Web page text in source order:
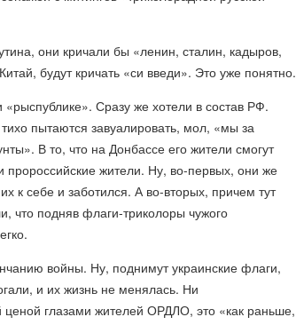
они кричали бы «ленин, сталин, кадыров,
будут кричать «си введи». Это уже понятно.
Сразу же хотели в состав РФ.
пытаются завуалировать, мол, «мы за
В то, что на Донбассе его жители смогут
пророссийские жители. Ну, во-первых, они же
к себе и заботился. А во-вторых, причем тут
что подняв флаги-триколоры чужого
войны. Ну, поднимут украинские флаги,
и их жизнь не менялась. Ни
глазами жителей ОРДЛО, это «как раньше,